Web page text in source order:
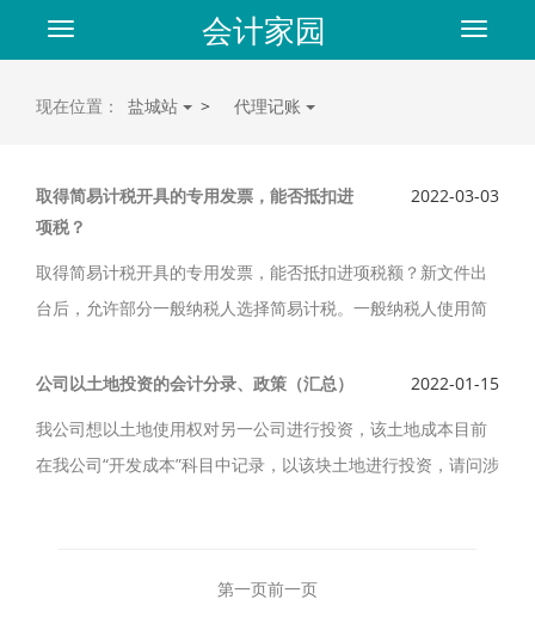
Toggle
Toggle
navigation
会计家园
现在位置： 盐城站 > 代理记账
取得简易计税开具的专用发票，能否抵扣进
项税？
2022-03-03
取得简易计税开具的专用发票，能否抵扣进项税额？新文件出
台后，允许部分一般纳税人选择简易计税。一般纳税人使用简
专用发票，专票接收方能否抵扣进项税？
公司以土地投资的会计分录、政策（汇总）
2022-01-15
我公司想以土地使用权对另一公司进行投资，该土地成本目前
在我公司“开发成本”科目中记录，以该块土地进行投资，请问涉
第一页前一页